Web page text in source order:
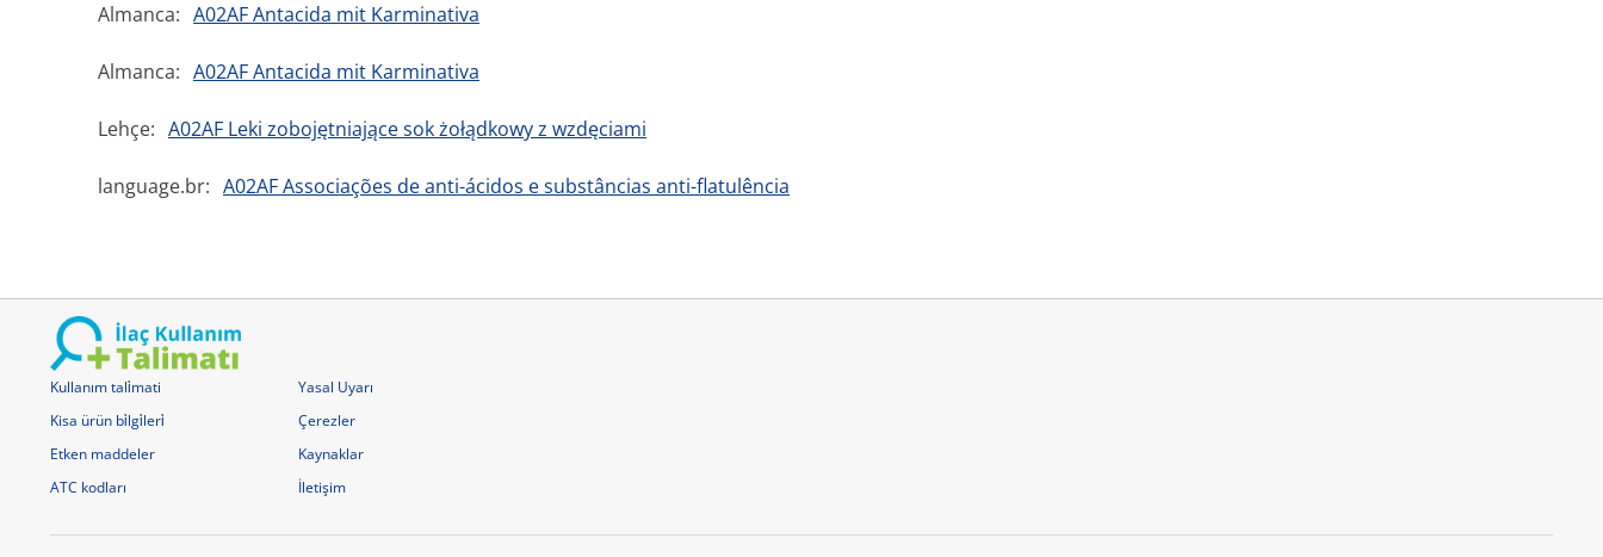
Almanca: A02AF Antacida mit Karminativa
Almanca: A02AF Antacida mit Karminativa
Lehçe: A02AF Leki zobojętniające sok żołądkowy z wzdęciami
language.br: A02AF Associações de anti-ácidos e substâncias anti-flatulência
Kullanım tali̇mati
Kisa ürün bi̇lgi̇leri̇
Etken maddeler
ATC kodları
Yasal Uyarı
Çerezler
Kaynaklar
İletişim